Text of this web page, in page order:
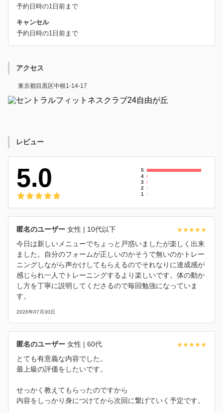
予約日時の1日前まで
キャンセル
予約日時の1日前まで
アクセス
東京都目黒区中根1-14-17
レビュー
5.0
5
4
3
2
1
匿名のユーザー 女性 | 10代以下
今日は新しいメニューでちょっと戸惑いましたが楽しく出来
ました。自分のフォームが正しいのかそうで無いのかトレー
ニングしながら声かけしてもらえるのでそれなりに達成感が
感じられ一人でトレーニングするより楽しいです。体の動か
し方を丁寧に説明してくださるので毎回勉強になっていま
す。
2026年07月30日
匿名のユーザー 女性 | 60代
とても有意義な内容でした。
最上級の評価をしたいです。
せっかく教えてもらったのですから
内容をしっかり身につけてから次回に繋げていく予定です。